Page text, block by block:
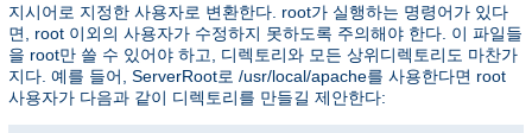
지시어로 지정한 사용자로 변환한다. root가 실행하는 명령어가 있다
면, root 이외의 사용자가 수정하지 못하도록 주의해야 한다. 이 파일들
을 root만 쓸 수 있어야 하고, 디렉토리와 모든 상위디렉토리도 마찬가
지다. 예를 들어, ServerRoot로 /usr/local/apache를 사용한다면 root
사용자가 다음과 같이 디렉토리를 만들길 제안한다: